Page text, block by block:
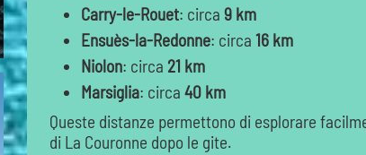
Carry-le-Rouet: circa9 km
Ensuès-la-Redonne: circa16 km
Niolon: circa 21 km
Marsiglia: circa40 km
Queste distanze permettono di esplorare
di La Couronne dopo le gite.